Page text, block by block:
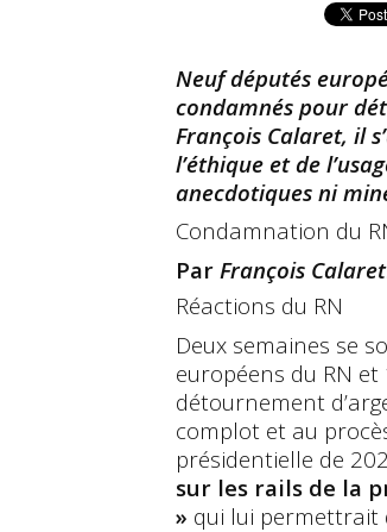
Neuf députés
condamnés pour
François Calaret, il
l’éthique et de
anecdotiques ni
Condamnation du
Par François Calaret
Réactions du RN
Deux semaines se
européens du RN
détournement
complot et au
présidentielle de
sur les rails de la
» qui lui permettrait